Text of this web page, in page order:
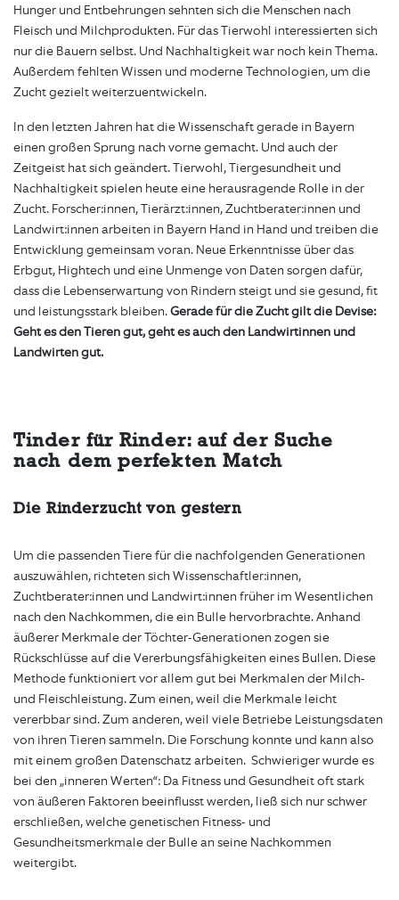
Hunger und Entbehrungen sehnten sich die Menschen nach
Fleisch und Milchprodukten. Für das Tierwohl interessierten sich
nur die Bauern selbst. Und Nachhaltigkeit war noch kein Thema.
Außerdem fehlten Wissen und moderne Technologien, um die
Zucht gezielt weiterzuentwickeln.
In den letzten Jahren hat die Wissenschaft gerade in Bayern
einen großen Sprung nach vorne gemacht. Und auch der
Zeitgeist hat sich geändert. Tierwohl, Tiergesundheit und
Nachhaltigkeit spielen heute eine herausragende Rolle in der
Zucht. Forscher:innen, Tierärzt:innen, Zuchtberater:innen und
Landwirt:innen arbeiten in Bayern Hand in Hand und treiben die
Entwicklung gemeinsam voran. Neue Erkenntnisse über das
Erbgut, Hightech und eine Unmenge von Daten sorgen dafür,
dass die Lebenserwartung von Rindern steigt und sie gesund, fit
und leistungsstark bleiben.Gerade für die Zucht gilt die Devise:
Geht es den Tieren gut, geht es auch den Landwirtinnen und
Landwirten gut.
Tinder für Rinder: auf der Suche
nach dem perfekten Match
Die Rinderzucht von gestern
Um die passenden Tiere für die nachfolgenden Generationen
auszuwählen, richteten sich Wissenschaftler:innen,
Zuchtberater:innen und Landwirt:innen früher im Wesentlichen
nach den Nachkommen, die ein Bulle hervorbrachte. Anhand
äußerer Merkmale der Töchter-Generationen zogen sie
Rückschlüsse auf die Vererbungsfähigkeiten eines Bullen. Diese
Methode funktioniert vor allem gut bei Merkmalen der Milch-
und Fleischleistung. Zum einen, weil die Merkmale leicht
vererbbar sind. Zum anderen, weil viele Betriebe Leistungsdaten
von ihren Tieren sammeln. Die Forschung konnte und kann also
mit einem großen Datenschatz arbeiten. Schwieriger wurde es
bei den „inneren Werten“: Da Fitness und Gesundheit oft stark
von äußeren Faktoren beeinflusst werden, ließ sich nur schwer
erschließen, welche genetischen Fitness- und
Gesundheitsmerkmale der Bulle an seine Nachkommen
weitergibt.